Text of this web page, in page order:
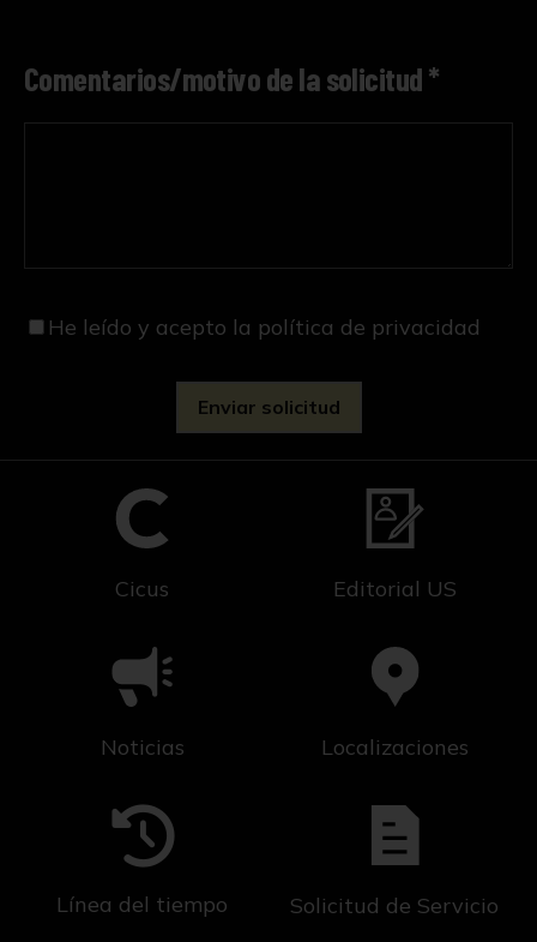
Comentarios/motivo de la solicitud *
He leído y acepto la política de privacidad
Cicus Editorial US
Noticias Localizaciones
Línea del tiempo Solicitud de Servicio